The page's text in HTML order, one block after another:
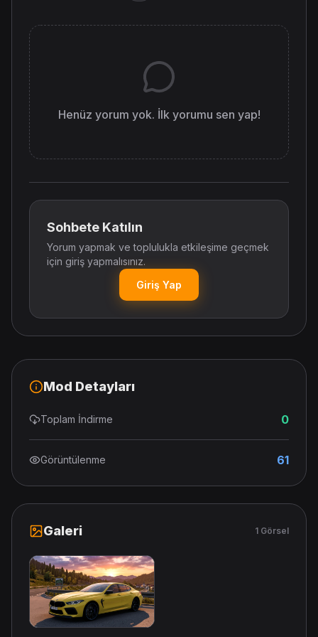
Henüz yorum yok. İlk yorumu sen yap!
Sohbete Katılın
Yorum yapmak ve toplulukla etkileşime geçmek
için giriş yapmalısınız.
Giriş Yap
Mod Detayları
Toplam İndirme 0
Görüntülenme 61
Galeri 1 Görsel